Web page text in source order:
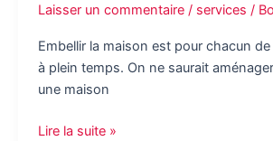
Laisser un commentaire / services /
Embellir la maison est pour chacun
à plein temps. On ne saurait
une maison
Faites
Lire la suite »